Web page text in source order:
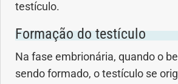
Anestesia
Aparelho Digestivo
Atividade física
testículo.
Formação do testículo
Na fase embrionária, quando o
sendo formado, o testículo se